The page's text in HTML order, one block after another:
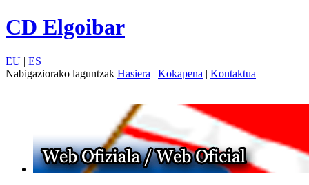
CD Elgoibar
EU | ES
Nabigaziorako laguntzak Hasiera | Kokapena | Kontaktua